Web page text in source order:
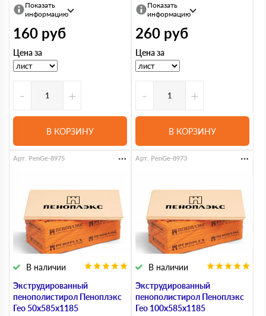
Показать
информацию
160 руб
Цена за
- +
В КОРЗИНУ
Показать
информацию
260 руб
Цена за
- +
В КОРЗИНУ
Экструдированный
пенополистирол Пеноплэкс
Гео 50х585х1185
В наличии
Арт. PenGe-8975
Экструдированный
пенополистирол Пеноплэкс
Гео 100х585х1185
В наличии
Арт. PenGe-8973